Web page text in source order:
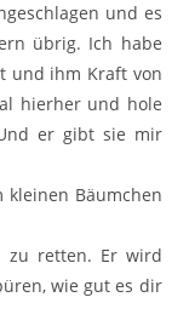
und es
übrig. Ich habe
und ihm Kraft von
hierher und hole
er gibt sie mir
kleinen Bäumchen
zu retten. Er wird
wie gut es dir